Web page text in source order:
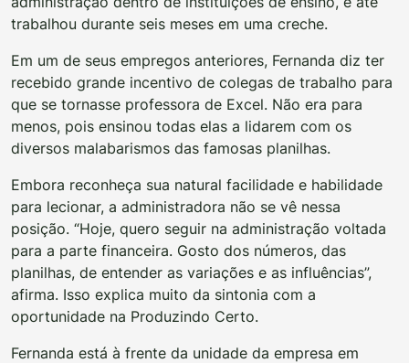
trabalhou durante seis meses em uma creche.
Em um de seus empregos anteriores, Fernanda diz ter
recebido grande incentivo de colegas de trabalho para
que se tornasse professora de Excel. Não era para
menos, pois ensinou todas elas a lidarem com os
diversos malabarismos das famosas planilhas.
Embora reconheça sua natural facilidade e habilidade
para lecionar, a administradora não se vê nessa
posição. “Hoje, quero seguir na administração voltada
para a parte financeira. Gosto dos números, das
planilhas, de entender as variações e as influências”,
afirma. Isso explica muito da sintonia com a
oportunidade na Produzindo Certo.
Fernanda está à frente da unidade da empresa em